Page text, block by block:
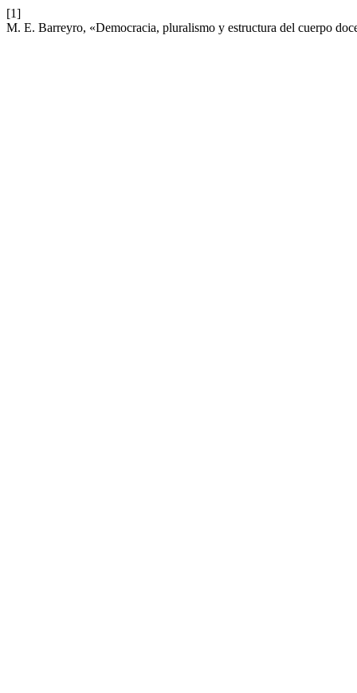
[1]
M. E. Barreyro, «Democracia, pluralismo y estructura del cuerpo